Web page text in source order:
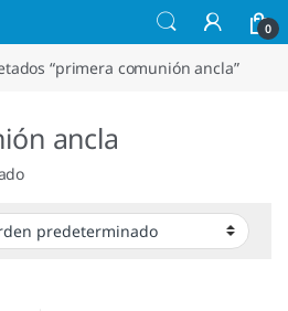
0
“primera comunión ancla”
ancla